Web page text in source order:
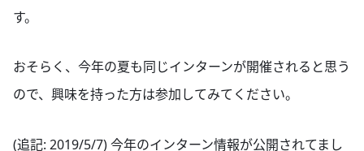
す。
おそらく、今年の夏も同じインターンが開催されると思う
ので、興味を持った方は参加してみてください。
(追記: 2019/5/7) 今年のインターン情報が公開されてまし